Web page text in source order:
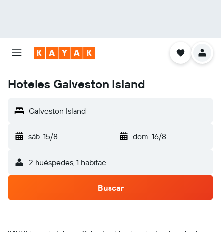
Hoteles Galveston Island
Galveston Island
sáb. 15/8 - dom. 16/8
2 huéspedes, 1 habitación
Buscar